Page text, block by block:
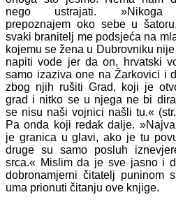
nego ustrajati.
prepoznajem oko sebe u
svaki branitelj me podsjeća na
kojemu se žena u Dubrovniku
napiti vode jer da on, hrvatski
samo izaziva one na Žarkovici i
zbog njih rušiti Grad, koji je
grad i nitko se u njega ne bi
se nisu naši vojnici našli tu.«
Pa onda koji redak dalje.
je granica u glavi, ako je tu
druge su samo posluh
srca.« Mislim da je sve jasno i
dobronamjerni čitatelj puninom
uma prionuti čitanju ove knjige.